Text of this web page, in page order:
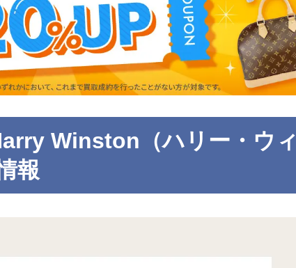
Winston（ハリー・ウィ
報